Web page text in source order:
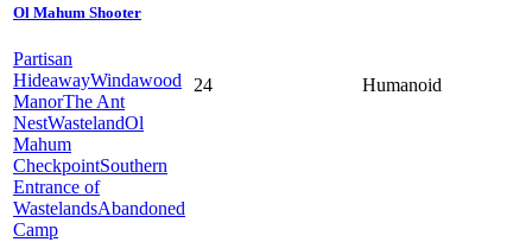
Ol Mahum Shooter
Partisan
HideawayWindawood
ManorThe Ant
NestWastelandOl
Mahum
CheckpointSouthern
Entrance of
WastelandsAbandoned
Camp
24 Humanoid